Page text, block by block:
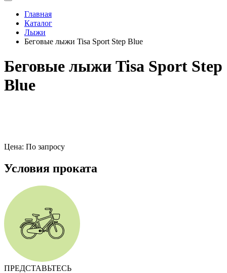
Главная
Каталог
Лыжи
Беговые лыжи Tisa Sport Step Blue
Беговые лыжи Tisa Sport Step
Blue
Цена: По запросу
Условия проката
ПРЕДСТАВЬТЕСЬ